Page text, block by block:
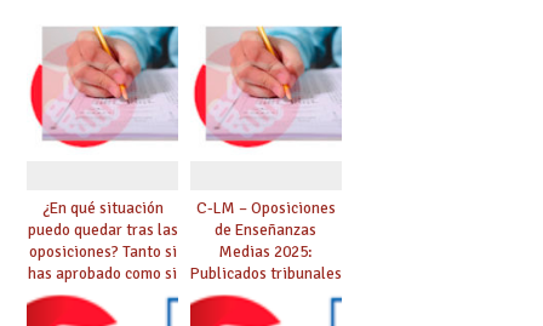
Catedráticos de
Música y Artes
Escénicas
DEFINITIVO DE
ASPIRANTES
SELECCIONADOS
¿En qué situación
puedo quedar tras las
oposiciones? Tanto si
has aprobado como si
te quedas en bolsa,
te lo explicamos todo
C-LM – Oposiciones
de Enseñanzas
Medias 2025:
Publicados tribunales
y sedes. CONSULTA
AQUÍ TU TRIBUNAL.